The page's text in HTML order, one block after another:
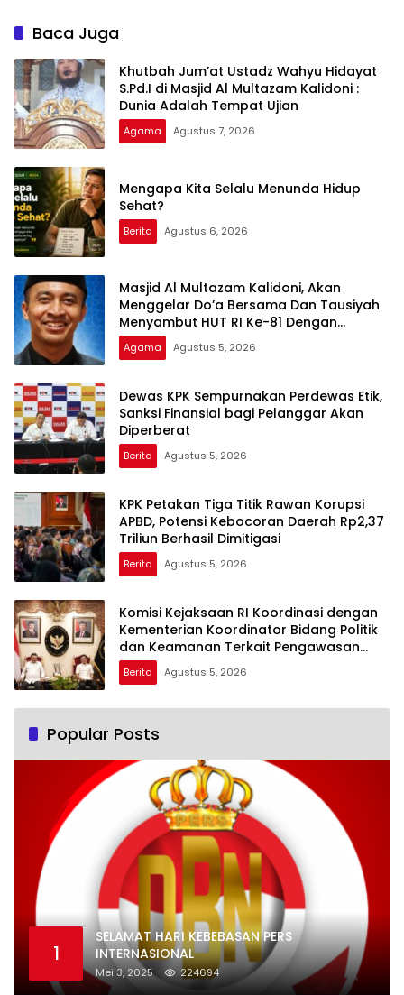
Dimitigasi
dan TPPU Mantan
Jampidsus, FA
Baca Juga
Khutbah Jum’at Ustadz Wahyu Hidayat
S.Pd.I di Masjid Al Multazam Kalidoni :
Dunia Adalah Tempat Ujian
Agama Agustus 7, 2026
Mengapa Kita Selalu Menunda Hidup
Sehat?
Berita Agustus 6, 2026
Masjid Al Multazam Kalidoni, Akan
Menggelar Do’a Bersama Dan Tausiyah
Menyambut HUT RI Ke-81 Dengan
Pembicara Ustadz Qoim Nur’aini M.Pd
Agama Agustus 5, 2026
Dewas KPK Sempurnakan Perdewas Etik,
Sanksi Finansial bagi Pelanggar Akan
Diperberat
Berita Agustus 5, 2026
KPK Petakan Tiga Titik Rawan Korupsi
APBD, Potensi Kebocoran Daerah Rp2,37
Triliun Berhasil Dimitigasi
Berita Agustus 5, 2026
Komisi Kejaksaan RI Koordinasi dengan
Kementerian Koordinator Bidang Politik
dan Keamanan Terkait Pengawasan
Penanganan Perkara Dugaan Korupsi
dan TPPU Mantan Jampidsus, FA
Berita Agustus 5, 2026
Popular Posts
1
SELAMAT HARI KEBEBASAN PERS
INTERNASIONAL
Mei 3, 2025 224694